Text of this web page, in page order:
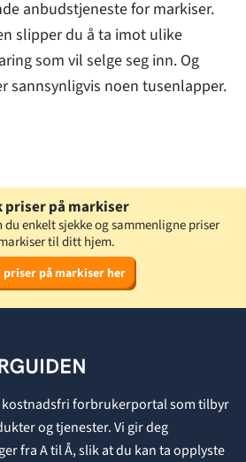
anbudstjeneste for markiser.
slipper du å ta imot ulike
som vil selge seg inn. Og
sannsynligvis noen tusenlapper.
priser på markiser
du enkelt sjekke og sammenligne priser
til ditt hjem.
priser på markiser her
forbrukerportal som tilbyr
og tjenester. Vi gir deg
fra A til Å, slik at du kan ta opplyste